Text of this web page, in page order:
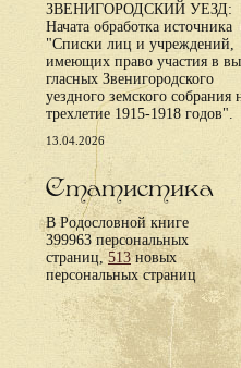
ЗВЕНИГОРОДСКИЙ УЕЗД:
Начата обработка источника
"Списки лиц и учреждений,
имеющих право участия в
гласных Звенигородского
уездного земского собрания
трехлетие 1915-1918 годов".
13.04.2026
Статистика
В Родословной книге
399963 персональных
страниц,513новых
персональных страниц